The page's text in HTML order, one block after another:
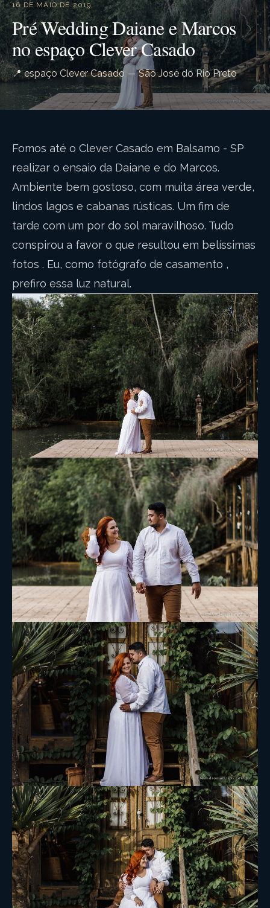
16 DE MAIO DE 2019
Pré Wedding Daiane e Marcos
no espaço Clever Casado
📍 espaço Clever Casado — São José do Rio Preto
Fomos até o Clever Casado em Balsamo - SP
realizar o ensaio da Daiane e do Marcos.
Ambiente bem gostoso, com muita área verde,
lindos lagos e cabanas rústicas. Um fim de
tarde com um por do sol maravilhoso. Tudo
conspirou a favor o que resultou em belíssimas
fotos . Eu, como fotógrafo de casamento ,
prefiro essa luz natural.